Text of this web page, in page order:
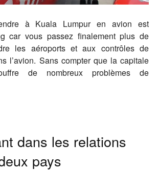
à Kuala Lumpur en avion est
car vous passez finalement plus de
les aéroports et aux contrôles de
l’avion. Sans compter que la capitale
de nombreux problèmes de
dans les relations
pays